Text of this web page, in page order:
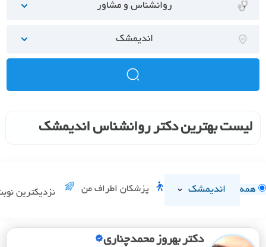
روانشناس و مشاور
اندیمشک
لیست بهترین دکتر روانشناس اندیمشک
همه اندیمشک پزشکان اطراف من نزدیکترین
دکتر بهروز محمدچناری